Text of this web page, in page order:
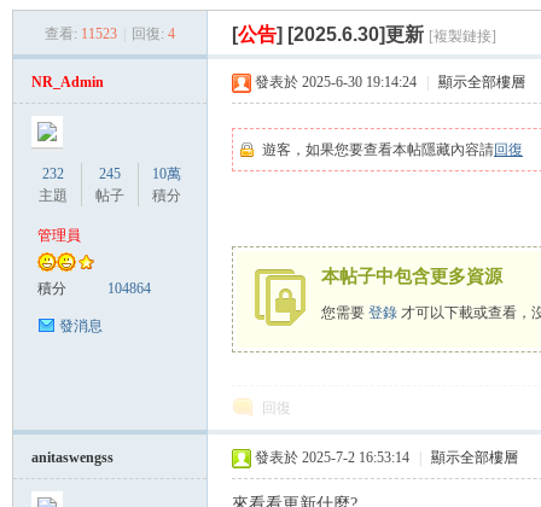
› › ›
查看: 11523 回復: 4 [公告] [2025.6.30]更新 [複製鏈接]
NR_Admin
232
主題
245
帖子
10萬
積分
管理員
積分 104864
發消息
發表於 2025-6-30 19:14:24 顯示全部樓層
遊客，如果您要查看本帖隱藏內容請回復
本帖子中包含更多資源
您需要 登錄 才可以下載或查看，
回復
anitaswengss 發表於 2025-7-2 16:53:14 顯示全部樓層